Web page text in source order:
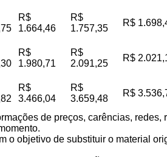
R$
1.664,46
R$
1.757,35
R$
R$
1.980,71
R$
2.091,25
R$
R$
3.466,04
R$
3.659,48
R$
de preços, carências,
o objetivo de substituir o material